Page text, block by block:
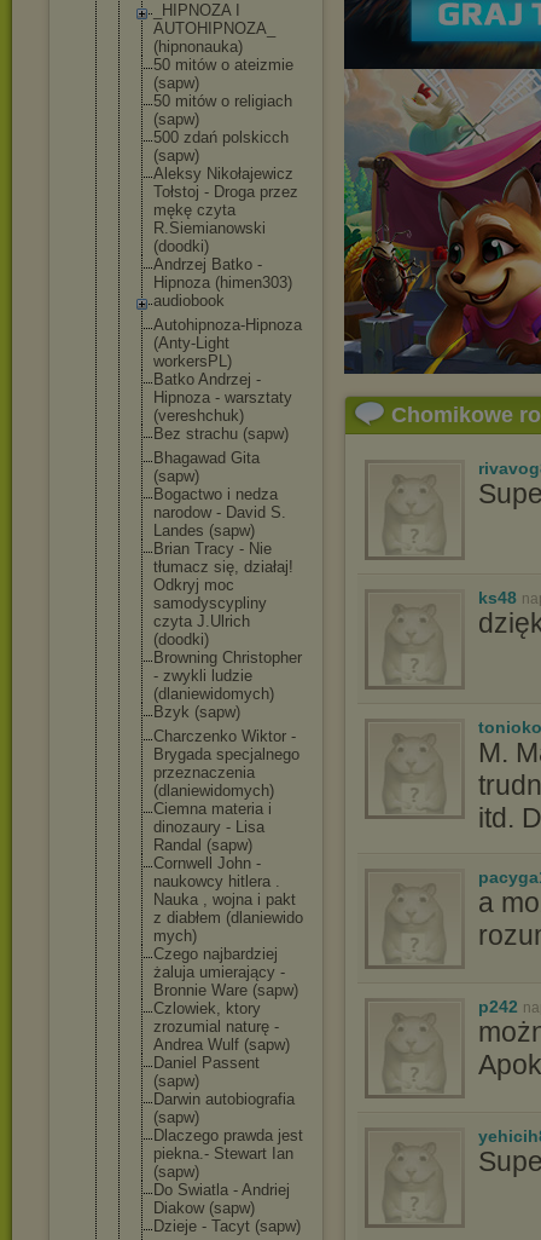
_HIPNOZA I
AUTOHIPNOZA
(hipnonauka)
50 mitów o ateizmie
(sapw)
50 mitów o religiach
(sapw)
500 zdań polskicch
(sapw)
Aleksy Nikołajewicz
Tołstoj - Droga przez
mękę czyta
R.Siemianowski
(doodki)
Andrzej Batko -
Hipnoza (himen303)
audiobook
Autohipnoza-Hipnoza
(Anty-Light
workersPL)
Batko Andrzej -
Hipnoza - warsztaty
(vereshchuk)
Bez strachu (sapw)
Bhagawad Gita
(sapw)
Bogactwo i nedza
narodow - David S.
Landes (sapw)
Brian Tracy - Nie
tłumacz się, działaj!
Odkryj moc
samodyscypl iny
czyta J.Ulrich
(doodki)
Browning Christopher
- zwykli ludzie
(dlaniewidomych)
Bzyk (sapw)
Charczenko Wiktor -
Brygada specjalnego
przeznaczenia
(dlaniewidomych)
Ciemna materia i
dinozaury - Lisa
Randal (sapw)
Cornwell John -
naukowcy hitlera .
Nauka , wojna i pakt
z diabłem (dlaniewido
mych)
Czego najbardziej
żaluja umierający -
Bronnie Ware (sapw)
Czlowiek, ktory
zrozumial naturę -
Andrea Wulf (sapw)
Daniel Passent
(sapw)
Darwin autobiografia
(sapw)
Dlaczego prawda jest
piekna.- Stewart Ian
(sapw)
Do Swiatla - Andriej
Diakow (sapw)
Dzieje - Tacyt (sapw)
Chomikowe
ks48
M.
itd.
a
p242